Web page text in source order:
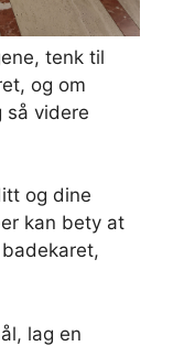
tenk til
og om
så videre
og dine
kan bety at
lag en